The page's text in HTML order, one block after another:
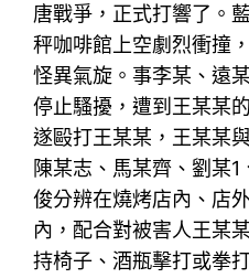
唐戰爭，正式打響了。
秤咖啡館上空劇烈衝撞
怪異氣旋。事李某、遠
停止騷擾，遭到王某某
遂毆打王某某，王某某
陳某志、馬某齊、劉某
俊分辨在燒烤店內、店
內，配合對被害人王某
持椅子、酒瓶擊打或拳